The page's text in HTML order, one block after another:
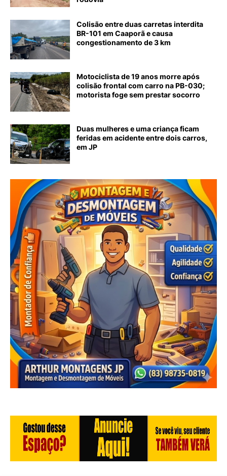
Colisão entre duas carretas interdita
BR-101 em Caaporã e causa
congestionamento de 3 km
Motociclista de 19 anos morre após
colisão frontal com carro na PB-030;
motorista foge sem prestar socorro
Duas mulheres e uma criança ficam
feridas em acidente entre dois carros,
em JP